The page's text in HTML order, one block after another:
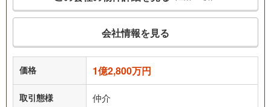
会社情報を見る
価格 1億2,800万円
取引態様 仲介